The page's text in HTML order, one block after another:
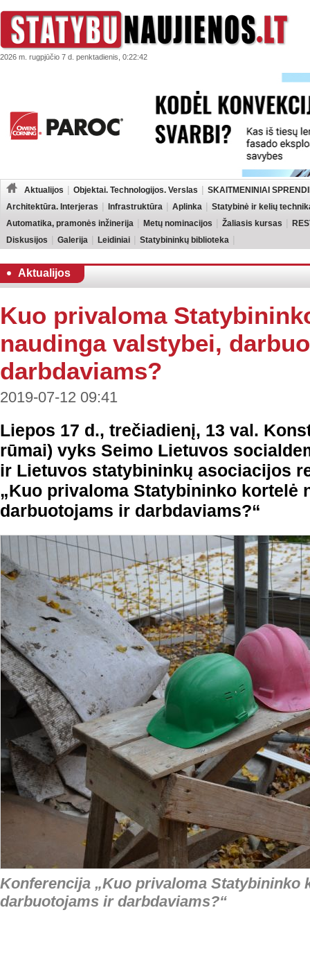
2026 m. rugpjūčio 7 d. penktadienis, 0:22:42
Aktualijos Objektai. Technologijos. Verslas
SKAITMENINIAI
Architektūra. Interjeras
Infrastruktūra Aplinka
Statybinė ir kelių
Automatika, pramonės inžinerija
Metų nominacijos Žaliasis kursas
Diskusijos
Galerija Leidiniai Statybininkų biblioteka
Aktualijos
Kuo privaloma
naudinga valstybei,
darbdaviams?
2019-07-12 09:41
Liepos 17 d., trečiadienį, 13 val.
rūmai) vyks Seimo Lietuvos
ir Lietuvos statybininkų asociacijos
„Kuo privaloma Statybininko kortelė
darbuotojams ir darbdaviams?“
Konferencija „Kuo privaloma Statybininko
darbuotojams ir darbdaviams?“